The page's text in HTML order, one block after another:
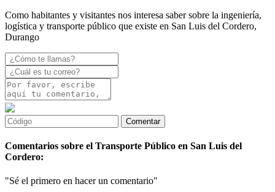
Como habitantes y visitantes nos interesa saber sobre la ingeniería,
logística y transporte público que existe en San Luis del Cordero,
Durango
Comentarios sobre el Transporte Público en San Luis del
Cordero:
"Sé el primero en hacer un comentario"